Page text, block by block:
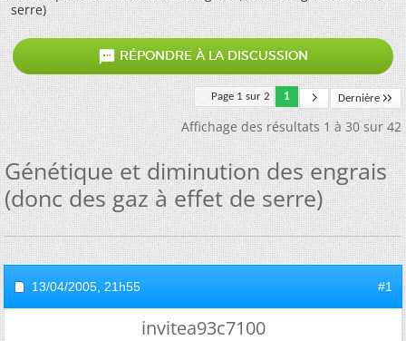
serre)
 RÉPONDRE À LA DISCUSSION
Page 1 sur 2 1 Dernière
Affichage des résultats 1 à 30 sur 42
Génétique et diminution des engrais
(donc des gaz à effet de serre)
13/04/2005, 21h55 #1
invitea93c7100